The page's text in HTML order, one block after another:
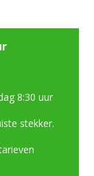
8:30 uur
stekker.